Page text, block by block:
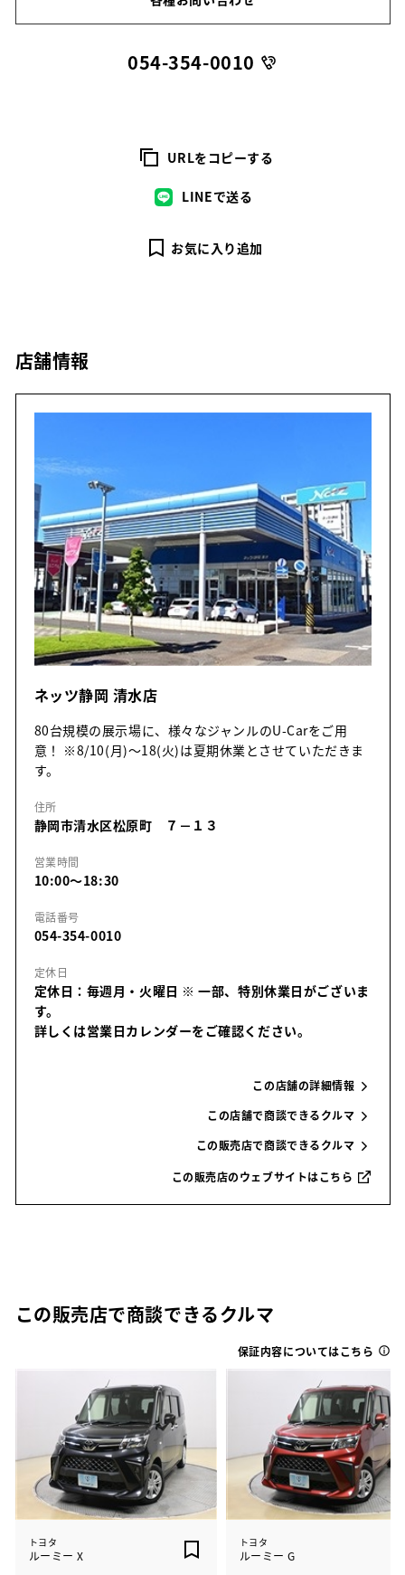
054-354-0010
URLをコピーする
LINEで送る
お気に入り追加
店舗情報
ネッツ静岡 清水店
80台規模の展示場に、様々なジャンルのU-Carをご用
意！ ※8/10(月)～18(火)は夏期休業とさせていただきま
す。
住所
静岡市清水区松原町 ７－１３
営業時間
10:00～18:30
電話番号
054-354-0010
定休日
定休日：毎週月・火曜日 ※ 一部、特別休業日がございま
す。
詳しくは営業日カレンダーをご確認ください。
この店舗の詳細情報
この店舗で商談できるクルマ
この販売店で商談できるクルマ
この販売店のウェブサイトはこちら
この販売店で商談できるクルマ
保証内容についてはこちら
トヨタ
ルーミー X
トヨタ
ルーミー G